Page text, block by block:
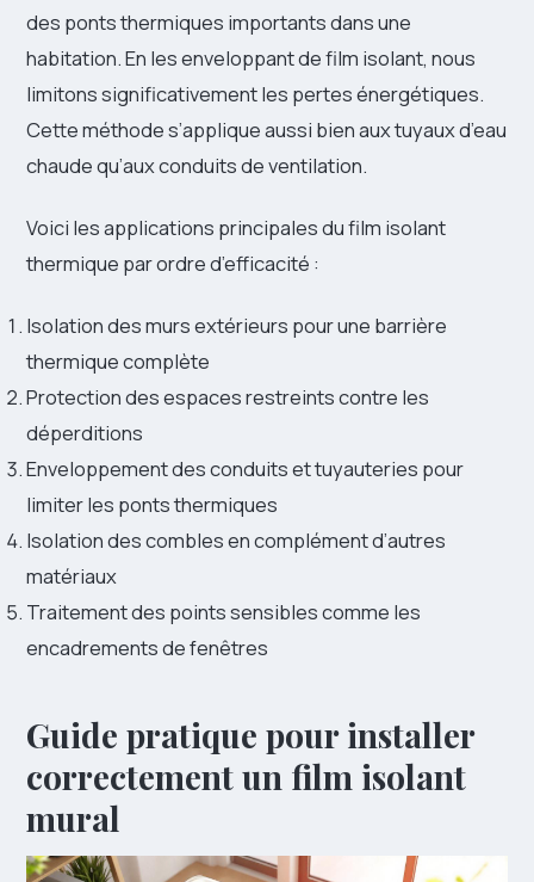
des ponts thermiques importants dans une
habitation. En les enveloppant de film isolant, nous
limitons significativement les pertes énergétiques.
Cette méthode s’applique aussi bien aux tuyaux d’eau
chaude qu’aux conduits de ventilation.
Voici les applications principales du film isolant
thermique par ordre d’efficacité :
Isolation des murs extérieurs pour une barrière
thermique complète
Protection des espaces restreints contre les
déperditions
Enveloppement des conduits et tuyauteries pour
limiter les ponts thermiques
Isolation des combles en complément d’autres
matériaux
Traitement des points sensibles comme les
encadrements de fenêtres
Guide pratique pour installer
correctement un film isolant
mural